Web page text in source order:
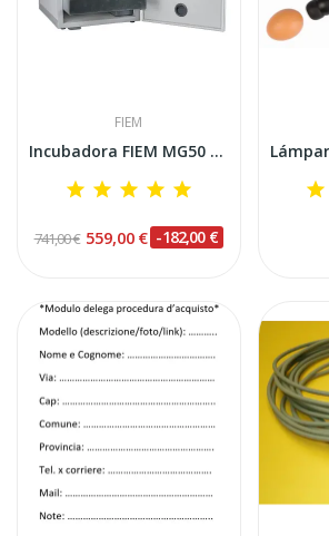
FIEM
Incubadora FIEM MG50 JS Mini LED Advantage en...
741,00 € 559,00 € -182,00 €